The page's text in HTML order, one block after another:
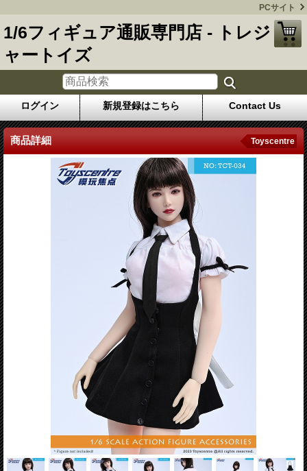
PCサイト
1/6フィギュア通販専門店 - トレジ
ャートイズ
ログイン 新規登録はこちら Contact Us
商品詳細 Toyscentre